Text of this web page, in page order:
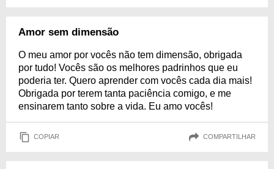
Amor sem dimensão
O meu amor por vocês não tem dimensão, obrigada
por tudo! Vocês são os melhores padrinhos que eu
poderia ter. Quero aprender com vocês cada dia mais!
Obrigada por terem tanta paciência comigo, e me
ensinarem tanto sobre a vida. Eu amo vocês!
COPIAR COMPARTILHAR